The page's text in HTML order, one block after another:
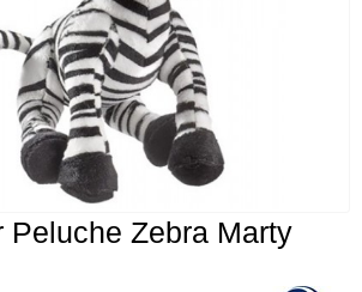
Peluche Zebra Marty